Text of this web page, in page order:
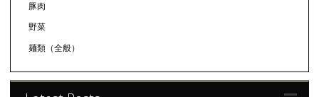
豚肉
野菜
麺類（全般）